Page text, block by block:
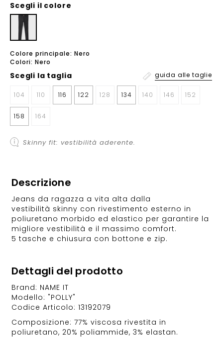
Scegli il colore
Colore principale: Nero
Colori: Nero
Scegli la taglia guida alle taglie
104 110 116 122 128 134 140 146 152
158 164
Skinny fit: vestibilità aderente.
Descrizione
Jeans da ragazza a vita alta dalla
vestibilità skinny con rivestimento esterno in
poliuretano morbido ed elastico per garantire la
migliore vestibilità e il massimo comfort.
5 tasche e chiusura con bottone e zip.
Dettagli del prodotto
Brand: NAME IT
Modello: "POLLY"
Codice Articolo: 13192079
Composizione: 77% viscosa rivestita in
poliuretano, 20% poliammide, 3% elastan.